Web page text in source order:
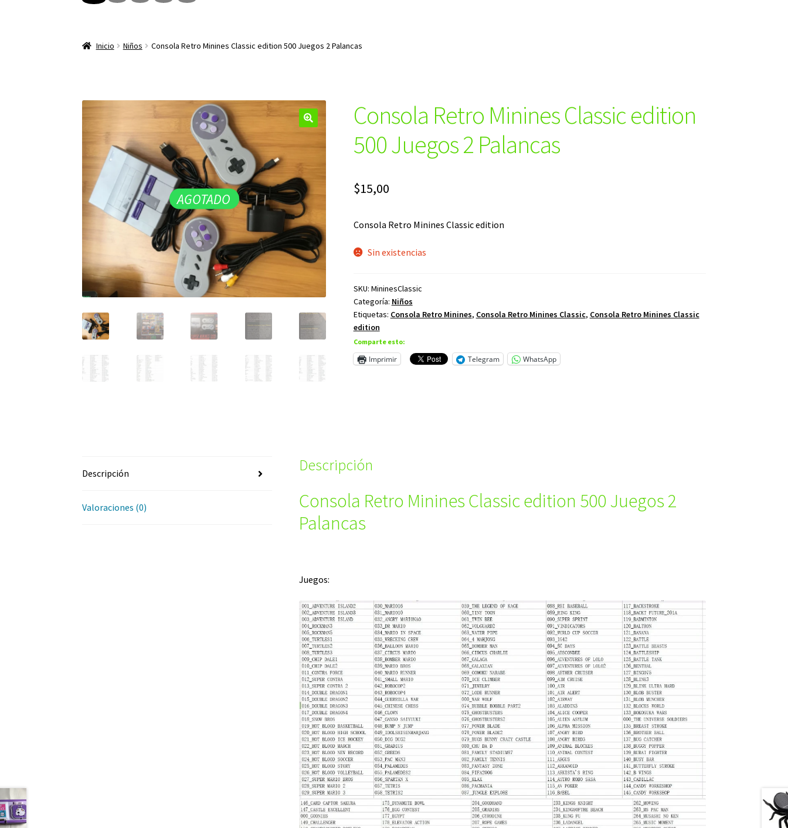
Inicio Niños Consola Retro Minines Classic edition 500 Juegos 2 Palancas
AGOTADO
Consola Retro Minines Classic edition
500 Juegos 2 Palancas
$15,00
Consola Retro Minines Classic edition
Sin existencias
SKU: MininesClassic
Categoría: Niños
Etiquetas: Consola Retro Minines, Consola Retro Minines Classic, Consola Retro Minines Classic
edition
Comparte esto:
Imprimir Telegram WhatsApp
Descripción
Valoraciones (0)
Descripción
Consola Retro Minines Classic edition 500 Juegos 2
Palancas
Juegos: